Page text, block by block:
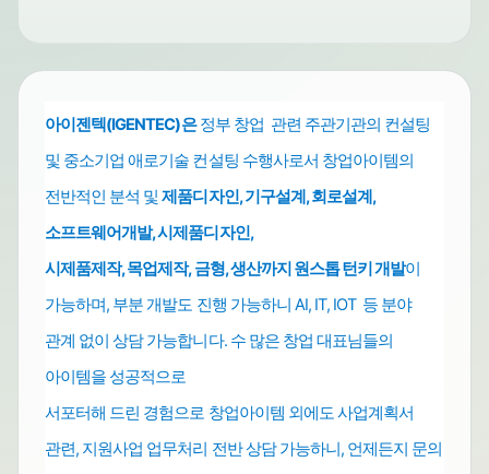
아이젠텍(IGENTEC)은정부 창업 관련 주관기관의 컨설팅
및 중소기업 애로기술 컨설팅 수행사로서 창업아이템의
전반적인 분석 및제품디자인, 기구설계, 회로설계,
소프트웨어개발,시제품디자인,
시제품제작, 목업제작, 금형, 생산까지 원스톱턴키 개발이
가능하며, 부분 개발도 진행 가능하니 AI, IT, IOT 등 분야
관계 없이 상담 가능합니다. 수 많은 창업 대표님들의
아이템을 성공적으로
서포터해 드린 경험으로 창업아이템 외에도사업계획서
관련, 지원사업 업무처리 전반상담 가능하니, 언제든지 문의